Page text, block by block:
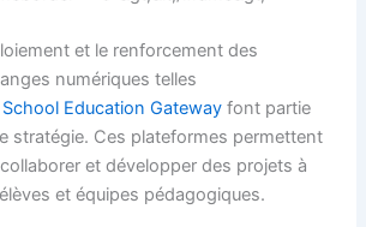
et le renforcement des
numériques telles
School Education Gateway font partie
stratégie. Ces plateformes permettent
et développer des projets à
et équipes pédagogiques.